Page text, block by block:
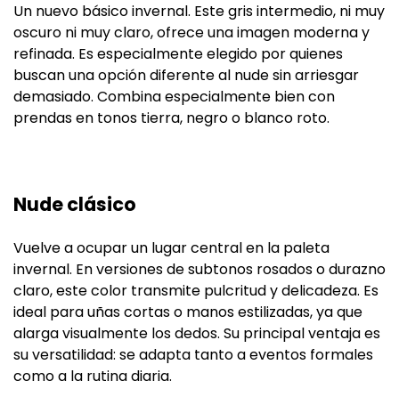
Un nuevo básico invernal. Este gris intermedio, ni muy
oscuro ni muy claro, ofrece una imagen moderna y
refinada. Es especialmente elegido por quienes
buscan una opción diferente al nude sin arriesgar
demasiado. Combina especialmente bien con
prendas en tonos tierra, negro o blanco roto.
Nude clásico
Vuelve a ocupar un lugar central en la paleta
invernal. En versiones de subtonos rosados o durazno
claro, este color transmite pulcritud y delicadeza. Es
ideal para uñas cortas o manos estilizadas, ya que
alarga visualmente los dedos. Su principal ventaja es
su versatilidad: se adapta tanto a eventos formales
como a la rutina diaria.